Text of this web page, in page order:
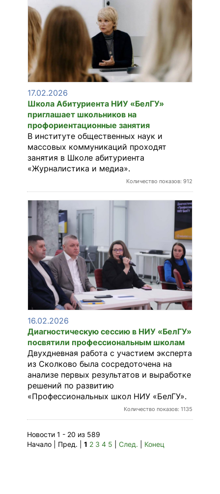
17.02.2026
Школа Абитуриента НИУ «БелГУ»
приглашает школьников на
профориентационные занятия
В институте общественных наук и
массовых коммуникаций проходят
занятия в Школе абитуриента
«Журналистика и медиа».
Количество показов: 912
16.02.2026
Диагностическую сессию в НИУ «БелГУ»
посвятили профессиональным школам
Двухдневная работа с участием эксперта
из Сколково была сосредоточена на
анализе первых результатов и выработке
решений по развитию
«Профессиональных школ НИУ «БелГУ».
Количество показов: 1135
Новости 1 - 20 из 589
Начало | Пред. | 1 2 3 4 5 След. Конец